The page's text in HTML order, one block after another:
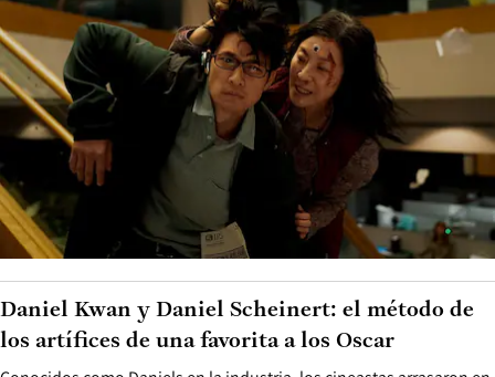
Daniel Kwan y Daniel Scheinert: el método de
los artífices de una favorita a los Oscar